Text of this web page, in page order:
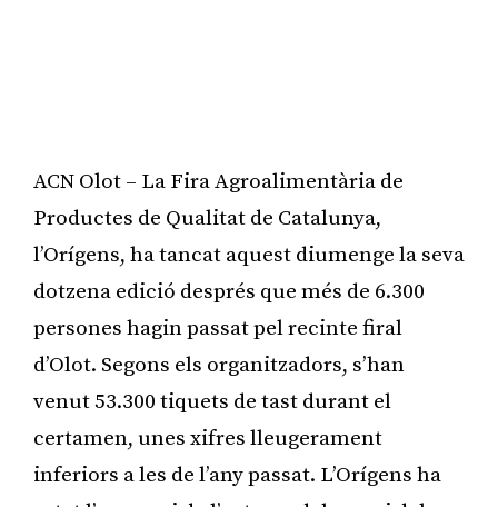
ACN Olot – La Fira Agroalimentària de
Productes de Qualitat de Catalunya,
l’Orígens, ha tancat aquest diumenge la seva
dotzena edició després que més de 6.300
persones hagin passat pel recinte firal
d’Olot. Segons els organitzadors, s’han
venut 53.300 tiquets de tast durant el
certamen, unes xifres lleugerament
inferiors a les de l’any passat. L’Orígens ha